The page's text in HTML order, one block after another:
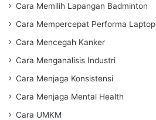
Cara Memilih Lapangan Badminton
Cara Mempercepat Performa Laptop
Cara Mencegah Kanker
Cara Menganalisis Industri
Cara Menjaga Konsistensi
Cara Menjaga Mental Health
Cara UMKM